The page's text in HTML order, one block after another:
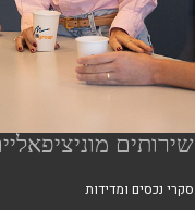
office@mgrp.co.il
שירותים
סקרי נכסים ומדידות